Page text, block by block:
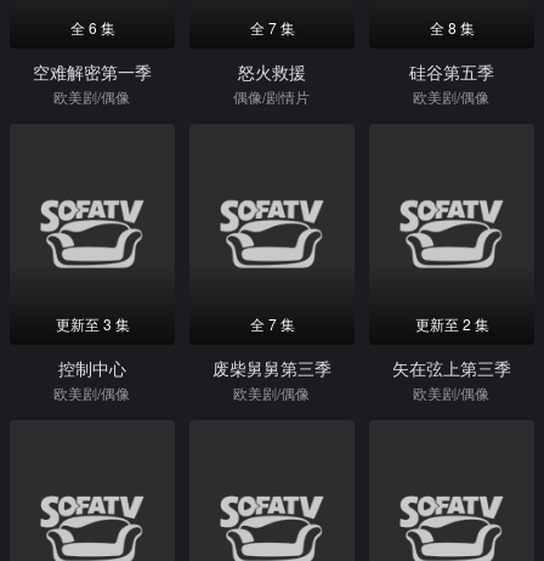
全 6 集
空难解密第一季
欧美剧/偶像
全 7 集
怒火救援
偶像/剧情片
全 8 集
硅谷第五季
欧美剧/偶像
更新至 3 集
控制中心
欧美剧/偶像
全 7 集
废柴舅舅第三季
欧美剧/偶像
更新至 2 集
矢在弦上第三季
欧美剧/偶像